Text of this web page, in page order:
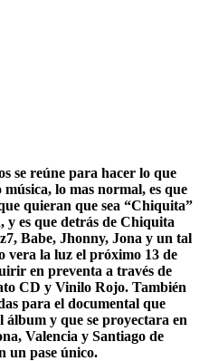
se reúne para hacer lo que
lo mas normal, es que
quieran que sea “Chiquita”
y es que detrás de Chiquita
Babe, Jhonny, Jona y un tal
vera la luz el próximo 13 de
en preventa a través de
CD y Vinilo Rojo. También
para el documental que
álbum y que se proyectara en
Valencia y Santiago de
un pase único.